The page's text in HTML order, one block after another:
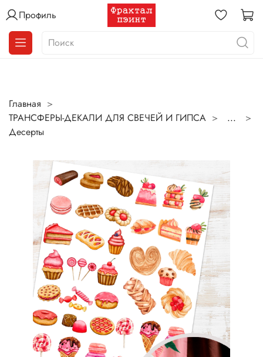
Профиль
Главная
ТРАНСФЕРЫ-ДЕКАЛИ ДЛЯ СВЕЧЕЙ И ГИПСА
...
Десерты